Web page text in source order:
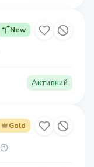
New
Активний
Gold